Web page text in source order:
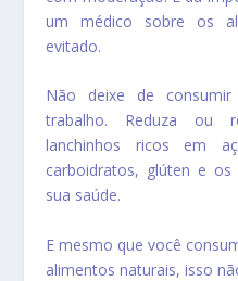
um médico sobre os
evitado.
Não deixe de
trabalho. Reduza ou
lanchinhos ricos em
carboidratos, glúten e
sua saúde.
E mesmo que você
alimentos naturais, isso